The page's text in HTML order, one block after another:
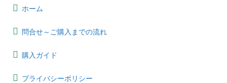
ホーム
問合せ～ご購入までの流れ
購入ガイド
プライバシーポリシー